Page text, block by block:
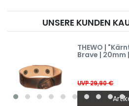
UNSERE KUNDEN
THEWO |
Brave |
UVP 29,90 €